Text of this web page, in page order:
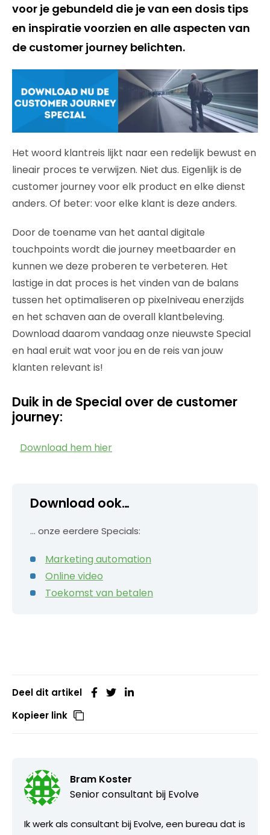
voor je gebundeld die je van een dosis tips
en inspiratie voorzien en alle aspecten van
de customer journey belichten.
Het woord klantreis lijkt naar een redelijk bewust en
lineair proces te verwijzen. Niet dus. Eigenlijk is de
customer journey voor elk product en elke dienst
anders. Of beter: voor elke klant is deze anders.
Door de toename van het aantal digitale
touchpoints wordt die journey meetbaarder en
kunnen we deze proberen te verbeteren. Het
lastige in dat proces is het vinden van de balans
tussen het optimaliseren op pixelniveau enerzijds
en het schaven aan de overall klantbeleving.
Download daarom vandaag onze nieuwste Special
en haal eruit wat voor jou en de reis van jouw
klanten relevant is!
Duik in de Special over de customer
journey:
Download hem hier
Download ook…
… onze eerdere Specials:
Marketing automation
Online video
Toekomst van betalen
Deel dit artikel
Kopieer link
Bram Koster
Senior consultant bij Evolve
Ik werk als consultant bij Evolve, een bureau dat is